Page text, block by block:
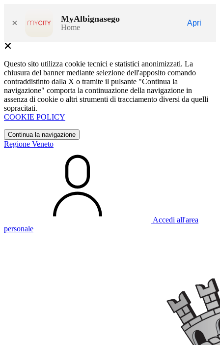
× MyAlbignasego
Home
Apri
Questo sito utilizza cookie tecnici e statistici anonimizzati. La
chiusura del banner mediante selezione dell'apposito comando
contraddistinto dalla X o tramite il pulsante "Continua la
navigazione" comporta la continuazione della navigazione in
assenza di cookie o altri strumenti di tracciamento diversi da quelli
sopracitati.
COOKIE POLICY
Continua la navigazione
Regione Veneto
Accedi all'area
personale